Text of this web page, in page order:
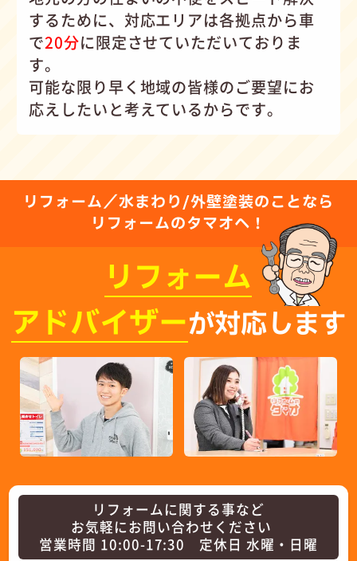
するために、対応エリアは各拠点から車
で20分に限定させていただいておりま
す。
可能な限り早く地域の皆様のご要望にお
応えしたいと考えているからです。
リフォーム／水まわり/外壁塗装のことなら
リフォームのタマオへ！
リフォーム
アドバイザーが対応します
リフォームに関する事など
お気軽にお問い合わせください
営業時間 10:00-17:30 定休日 水曜・日曜